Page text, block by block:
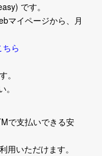
です。
マイページから、月
ちら
。
で支払いできる安
用いただけます。